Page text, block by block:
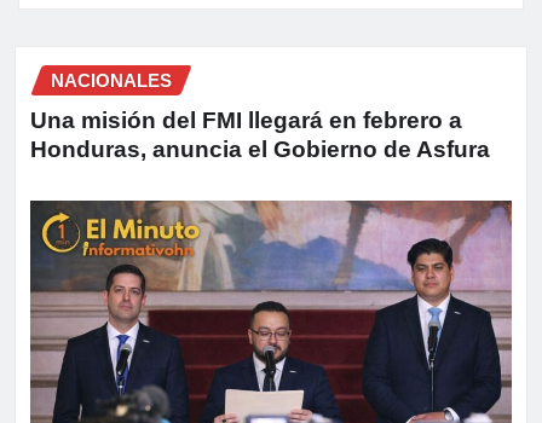
NACIONALES
Una misión del FMI llegará en febrero a
Honduras, anuncia el Gobierno de Asfura